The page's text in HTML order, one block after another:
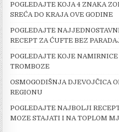
POGLEDAJTE KOJA 4 ZNAKA
SREĆA DO KRAJA OVE GODINE
POGLEDAJTE
RECEPT ZA ĆUFTE BEZ
POGLEDAJTE KOJE
TROMBOZE
OSMOGODIŠNJA DJEVOJČICA
REGIONU
POGLEDAJTE NAJBOLJI
MOZE STAJATI I NA TOPLOM